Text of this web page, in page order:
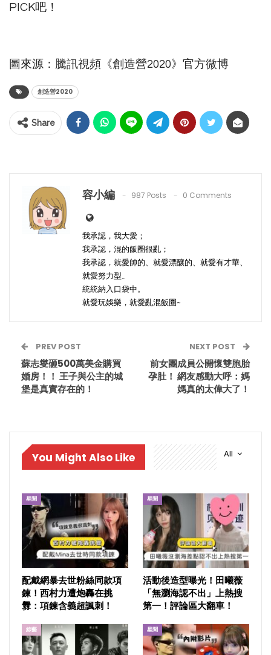
PICK吧！
圖來源：騰訊視頻《創造營2020》官方微博
創造營2020
Share
容小編 987 Posts 0 Comments
我承認，我大愛；
我承認，混的飯圈很亂；
我承認，就愛帥的、就愛漂釀的、就愛有才華、
就愛努力型…
統統納入口袋中。
就愛玩娛樂，就愛亂混飯圈~
PREV POST
蘇志燮砸500萬美金購買
婚房！！ 王子與公主的城
堡是真實存在的！
NEXT POST
前女團成員公開懷雙胞胎
孕肚！ 網友感動大呼：媽
媽真的太偉大了！
All
You Might Also Like
星聞
配戴網暴去世粉絲同款項
鍊！西村力遭炮轟在挑
釁：項鍊含義超諷刺！
星聞
活動後造型曝光！田曦薇
「無瀏海認不出」上熱搜
第一！評論區大翻車！
綜藝 星聞